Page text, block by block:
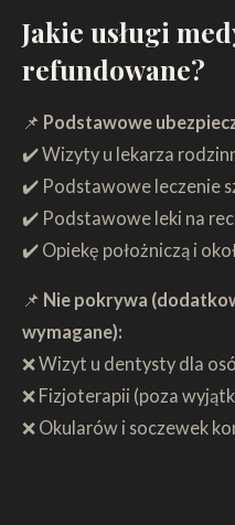
Jakie usługi
refundowane?
📌 Podstawowe
✔️ Wizyty u lekarza
✔️ Podstawowe leczenie
✔️ Podstawowe leki na
✔️ Opiekę położniczą i
📌 Nie pokrywa
wymagane):
❌ Wizyt u dentysty dla
❌ Fizjoterapii (poza
❌ Okularów i soczewek